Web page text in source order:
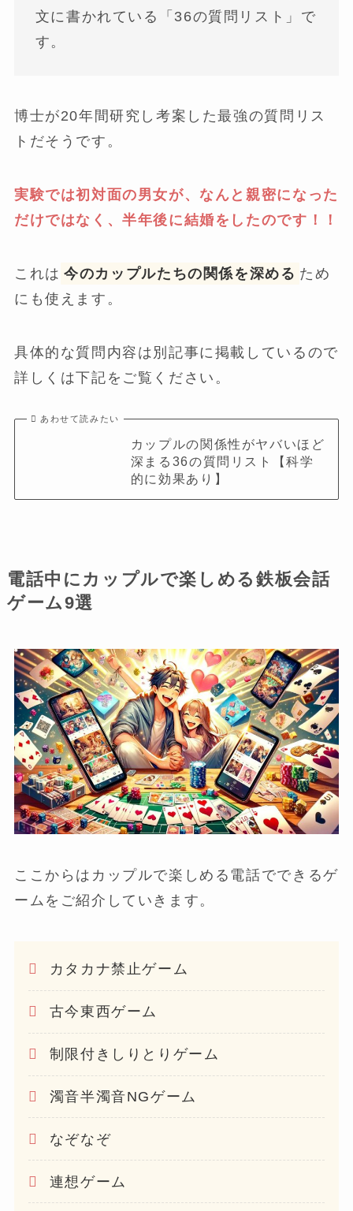
文に書かれている「36の質問リスト」で
す。
博士が20年間研究し考案した最強の質問リス
トだそうです。
実験では初対面の男女が、なんと親密になった
だけではなく、半年後に結婚をしたのです！！
これは 今のカップルたちの関係を深める ため
にも使えます。
具体的な質問内容は別記事に掲載しているので
詳しくは下記をご覧ください。
あわせて読みたい
カップルの関係性がヤバいほど
深まる36の質問リスト【科学
的に効果あり】
電話中にカップルで楽しめる鉄板会話
ゲーム9選
ここからはカップルで楽しめる電話でできるゲ
ームをご紹介していきます。
カタカナ禁止ゲーム
古今東西ゲーム
制限付きしりとりゲーム
濁音半濁音NGゲーム
なぞなぞ
連想ゲーム